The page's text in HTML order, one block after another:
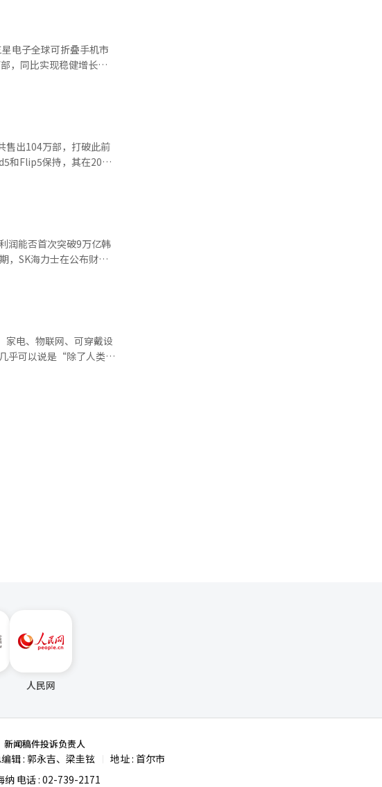
6月收购挪威热水储能
业和服务业分别继第一
不振影响下降1.4%。另
国民实际购买能力有所
单有所减少。” 分产
）和产品库存（-0.6）是
与资金状况（+0.1）改
焦炭、电子·影像·通信
电子全球可折叠手机市
，同比实现稳健增长。
1个百分点。此外，荣
。小米的市场占有率预
先优势，但在日益激烈
叠手机市场，届时将打
手机的关注度和接受
将迎来新一轮的产业升
售出104万部，打破此前
为期一周的预售中售出
款式。 业内人士
功能。更纤薄的Galaxy
尺寸与纤薄优雅的机身
屏幕黑边更加纤窄，
配件30%折扣券等多项
润能否首次突破9万亿韩
，SK海力士在公布财报
示，两家公司第二季度
快速发展，HBM需求大
资银行
出现供过于求、价格下
，并就未来市场前景作
税的双重打击，盈利能
家电、物联网、可穿戴设
小米涉足的领域之广，
独特氛围。 同为中
在电视领域与韩国企业
。 唯独小米并
人民网
新闻稿件投诉负责人
辑 : 郭永吉、梁圭铉
地址 : 首尔市
纳 电话 : 02-739-2171